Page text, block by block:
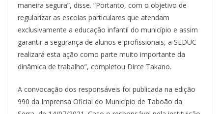
maneira segura”, disse. “Portanto, com o objetivo de
regularizar as escolas particulares que atendam
exclusivamente a educação infantil do município e assim
garantir a segurança de alunos e profissionais, a SEDUC
realizará esta ação como parte muito importante da
dinâmica de trabalho”, completou Dirce Takano.
A convocação dos responsáveis foi publicada na edição
990 da Imprensa Oficial do Município de Taboão da